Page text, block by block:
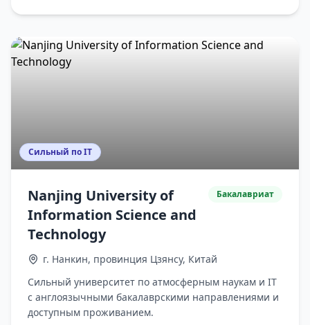
Сильный по IT
Nanjing University of
Information Science and
Technology
Бакалавриат
г. Нанкин, провинция Цзянсу, Китай
Сильный университет по атмосферным наукам и IT
с англоязычными бакалаврскими направлениями и
доступным проживанием.